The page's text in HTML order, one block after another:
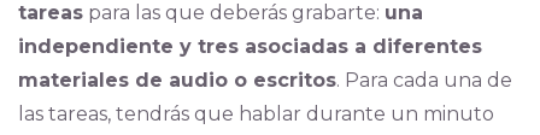
tareaspara las que deberás grabarte: una
independiente y tres asociadas a diferentes
materiales de audio o escritos. Para cada una de
las tareas, tendrás que hablar durante un minuto